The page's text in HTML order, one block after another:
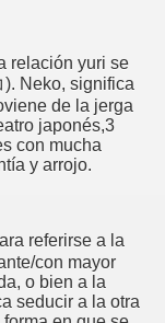
relación yuri se
). Neko, significa
de la jerga
japonés,3
con mucha
y arrojo.
referirse a la
con mayor
o bien a la
seducir a la otra